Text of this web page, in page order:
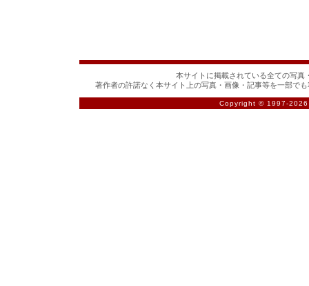
本サイトに掲載されている全ての写真
著作者の許諾なく本サイト上の写真・画像・記事等を一部で
Copyright © 1997-